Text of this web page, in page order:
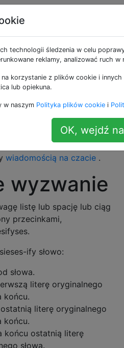
Code
wiadomością na czacie .
wyzwanie
listę lub spację lub ciąg
przecinkami,
ify słowo:
słowa.
literę oryginalnego
końcu.
literę oryginalnego
końcu.
końcu ostatnią literę
słowa.
technologii śledzenia w celu
reklamy, analizować ruch
korzystanie z plików cookie i
lub opiekuna.
w naszym Polityka plików cookie i
OK, wejdź